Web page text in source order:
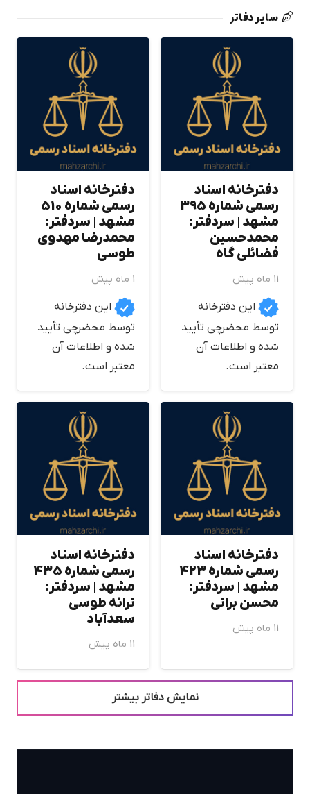
سایر دفاتر
دفترخانه اسناد
رسمی شماره 395
مشهد | سردفتر:
محمدحسين
فضائلي گاه
11 ماه پیش
این دفترخانه
توسط محضرچی تأیید
شده و اطلاعات آن
معتبر است.
دفترخانه اسناد
رسمی شماره 510
مشهد | سردفتر:
محمدرضا مهدوي
طوسي
1 ماه پیش
این دفترخانه
توسط محضرچی تأیید
شده و اطلاعات آن
معتبر است.
دفترخانه اسناد
رسمی شماره 423
مشهد | سردفتر:
محسن براتي
11 ماه پیش
دفترخانه اسناد
رسمی شماره 435
مشهد | سردفتر:
ترانه طوسي
سعدآباد
11 ماه پیش
نمایش دفاتر بیشتر